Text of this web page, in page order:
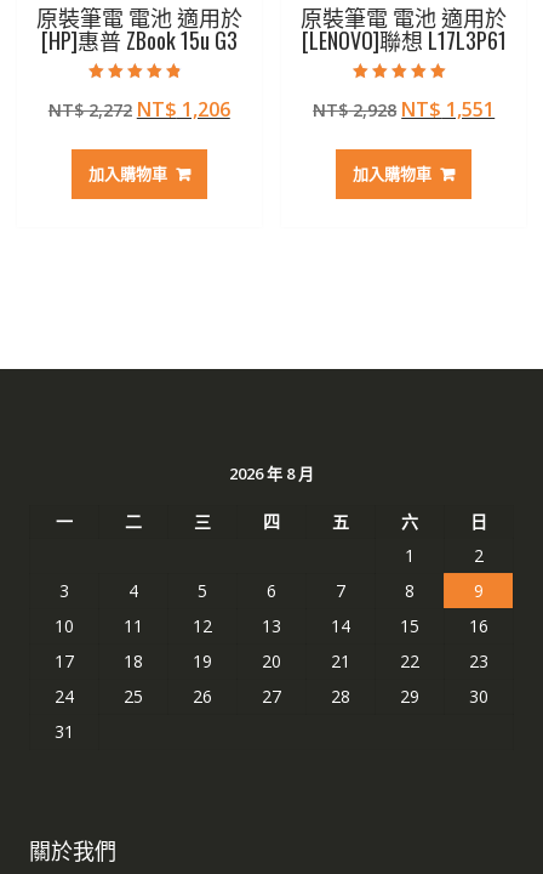
原裝筆電 電池 適用於
[HP]惠普 ZBook 15u G3
4.50
滿分 5
NT$2,272 原
價
格：
NT$ 1,206目
加入購物車
原裝筆電 電池 適用於
[LENOVO]聯想 L17L3P61
5.00
滿分 5
NT$2,928 原
價
格：
NT$ 1,551
加入購物車
2026 年 8 月
一 二 三 四 五 六
日
1
2
3
4 5 6 7 8
9
10
11 12 13 14 15
16
17
18 19 20 21 22
23
24
25 26 27 28 29
30
31
關於我們